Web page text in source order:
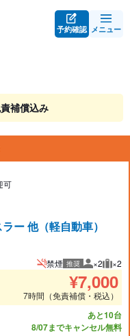
予約確認 メニュー
補償込み
可
ー 他（軽自動車）
禁煙 推奨 推奨人数
×2 推奨
×2
¥7,000
7時間（免責補償・税込）
あと10台
8/07までキャンセル無料